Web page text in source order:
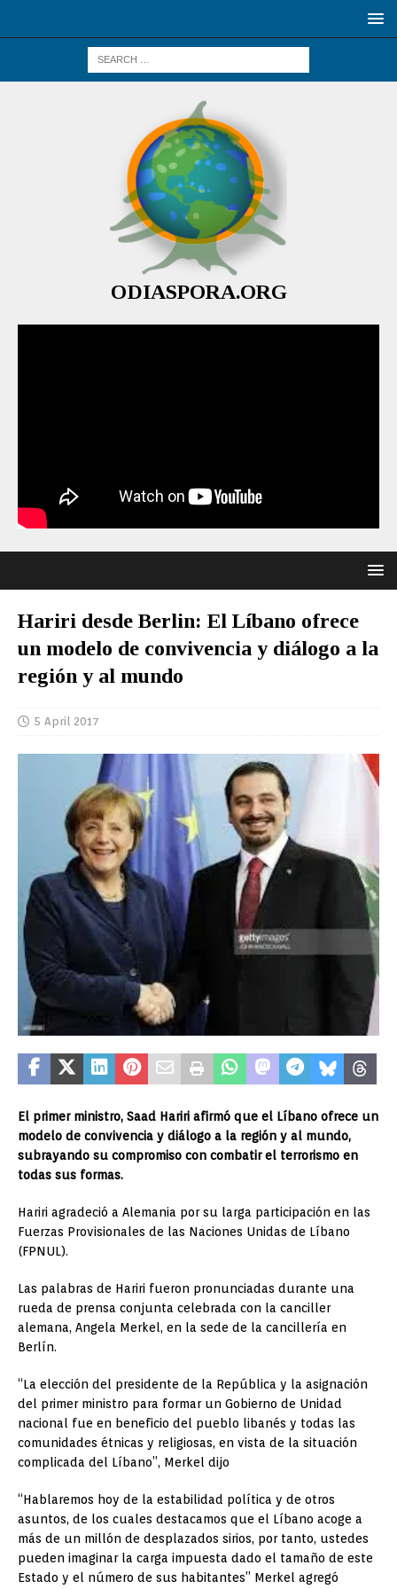
ODIASPORA.ORG
Hariri desde Berlin: El Líbano ofrece
un modelo de convivencia y diálogo a la
región y al mundo
5 April 2017
El primer ministro, Saad Hariri afirmó que el Líbano ofrece un
modelo de convivencia y diálogo a la región y al mundo,
subrayando su compromiso con combatir el terrorismo en
todas sus formas.
Hariri agradeció a Alemania por su larga participación en las
Fuerzas Provisionales de las Naciones Unidas de Líbano
(FPNUL).
Las palabras de Hariri fueron pronunciadas durante una
rueda de prensa conjunta celebrada con la canciller
alemana, Angela Merkel, en la sede de la cancillería en
Berlín.
“La elección del presidente de la República y la asignación
del primer ministro para formar un Gobierno de Unidad
nacional fue en beneficio del pueblo libanés y todas las
comunidades étnicas y religiosas, en vista de la situación
complicada del Líbano”, Merkel dijo
“Hablaremos hoy de la estabilidad política y de otros
asuntos, de los cuales destacamos que el Líbano acoge a
más de un millón de desplazados sirios, por tanto, ustedes
pueden imaginar la carga impuesta dado el tamaño de este
Estado y el número de sus habitantes” Merkel agregó